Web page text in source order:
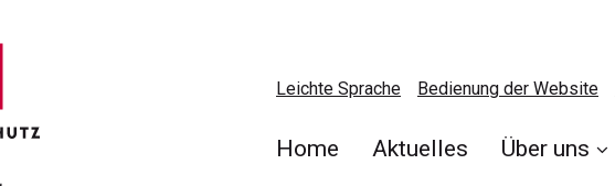
Leichte Sprache Bedienung der Website
Home Aktuelles Über uns